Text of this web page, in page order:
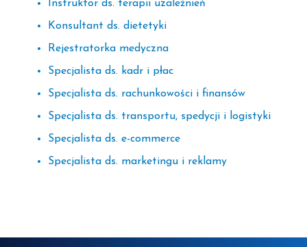
Instruktor ds. terapii uzależnień
Konsultant ds. dietetyki
Rejestratorka medyczna
Specjalista ds. kadr i płac
Specjalista ds. rachunkowości i finansów
Specjalista ds. transportu, spedycji i logistyki
Specjalista ds. e-commerce
Specjalista ds. marketingu i reklamy